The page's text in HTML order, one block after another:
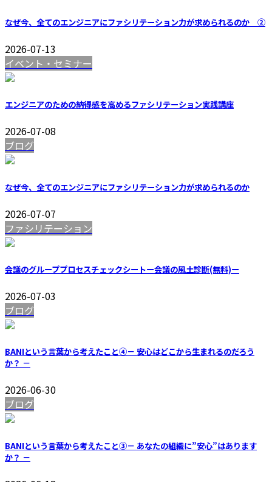
なぜ今、全てのエンジニアにファシリテーション力が求められるのか ②
2026-07-13
イベント・セミナー
エンジニアのための納得感を高めるファシリテーション実践講座
2026-07-08
ブログ
なぜ今、全てのエンジニアにファシリテーション力が求められるのか
2026-07-07
ファシリテーション
会議のグループプロセスチェックシートー会議の風土診断(無料)ー
2026-07-03
ブログ
BANIという言葉から考えたこと④－ 安心はどこから生まれるのだろう
か？ －
2026-06-30
ブログ
BANIという言葉から考えたこと③－ あなたの組織に”安心”はあります
か？ －